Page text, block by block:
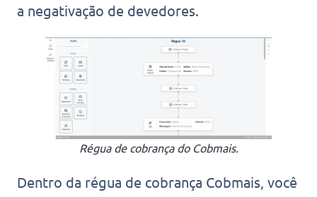
a negativação de devedores.
Régua de cobrança do Cobmais.
Dentro da régua de cobrança Cobmais, você